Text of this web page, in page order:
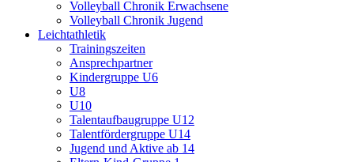
Volleyball Chronik Erwachsene
Volleyball Chronik Jugend
Leichtathletik
Trainingszeiten
Ansprechpartner
Kindergruppe U6
U8
U10
Talentaufbaugruppe U12
Talentfördergruppe U14
Jugend und Aktive ab 14